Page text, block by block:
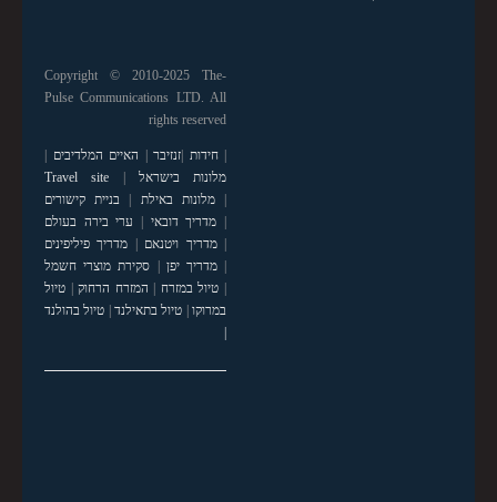
Copyright © 2010-2025 The-
Pulse Communications LTD. All
rights reserved
|חידות זנזיבר האיים המלדיבים
מלונות בישראל
Travel site
|מלונות באילת
בניית קישורים
מדריך דובאי
ערי בירה בעולם
|מדריך ויטנאם
מדריך פיליפינים
|מדריך יפן
סקירת מוצרי חשמל
טיול במזרח המזרח הרחוק| טיול
במרוקו| טיול בתאילנד| טיול בהולנד